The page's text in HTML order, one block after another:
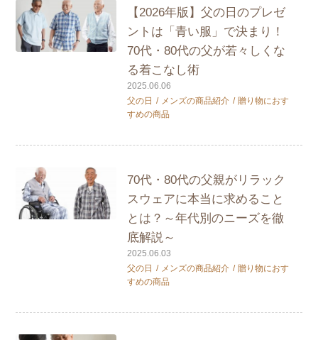
【2026年版】父の日のプレゼ
ントは「青い服」で決まり！
70代・80代の父が若々しくな
る着こなし術
2025.06.06
父の日
メンズの商品紹介
贈り物におす
すめの商品
70代・80代の父親がリラック
スウェアに本当に求めること
とは？～年代別のニーズを徹
底解説～
2025.06.03
父の日
メンズの商品紹介
贈り物におす
すめの商品